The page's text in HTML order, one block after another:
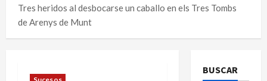
Tres heridos al desbocarse un caballo en els Tres Tombs
de Arenys de Munt
BUSCAR